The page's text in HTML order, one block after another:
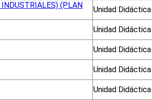
(PLAN
Unidad Didáctica
Unidad Didáctica
Unidad Didáctica
Unidad Didáctica
Unidad Didáctica